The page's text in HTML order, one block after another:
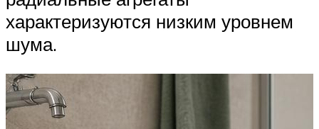
характеризуются низким уровнем
шума.